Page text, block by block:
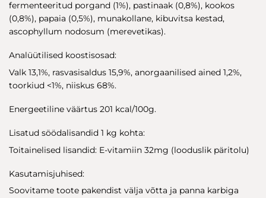
fermenteeritud porgand (1%), pastinaak (0,8%), kookos
(0,8%), papaia (0,5%), munakollane, kibuvitsa kestad,
ascophyllum nodosum (merevetikas).
Analüütilised koostisosad:
Valk 13,1%, rasvasisaldus 15,9%, anorgaanilised ained 1,2%,
toorkiud <1%, niiskus 68%.
Energeetiline väärtus 201 kcal/100g.
Lisatud söödalisandid 1 kg kohta:
Toitainelised lisandid: E-vitamiin 32mg (looduslik päritolu)
Kasutamisjuhised:
Soovitame toote pakendist välja võtta ja panna karbiga